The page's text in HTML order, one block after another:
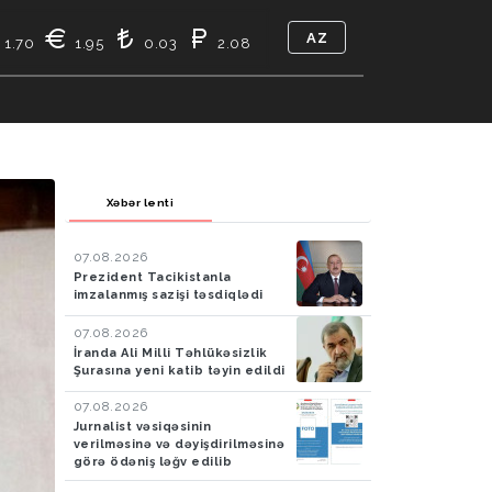
1.70 1.95 0.03 2.08 AZ
Xəbər lenti
07.08.2026
Prezident Tacikistanla
imzalanmış sazişi təsdiqlədi
07.08.2026
İranda Ali Milli Təhlükəsizlik
Şurasına yeni katib təyin edildi
07.08.2026
Jurnalist vəsiqəsinin
verilməsinə və dəyişdirilməsinə
görə ödəniş ləğv edilib